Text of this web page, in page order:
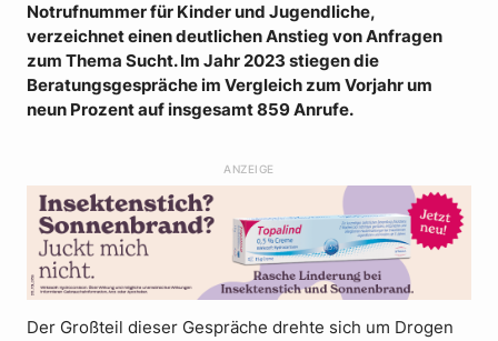
Notrufnummer für Kinder und Jugendliche,
verzeichnet einen deutlichen Anstieg von Anfragen
zum Thema Sucht. Im Jahr 2023 stiegen die
Beratungsgespräche im Vergleich zum Vorjahr um
neun Prozent auf insgesamt 859 Anrufe.
ANZEIGE
Der Großteil dieser Gespräche drehte sich um Drogen